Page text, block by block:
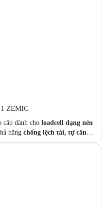
ZEMIC
cấp dành cho loadcell dạng nén
năng chống lệch tải, tự cân
tăng cường độ ổn định, đảm